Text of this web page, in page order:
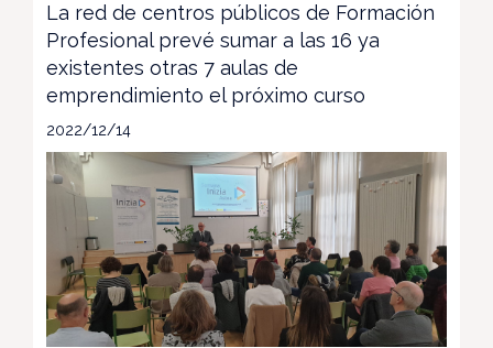
La red de centros públicos de Formación
Profesional prevé sumar a las 16 ya
existentes otras 7 aulas de
emprendimiento el próximo curso
2022/12/14